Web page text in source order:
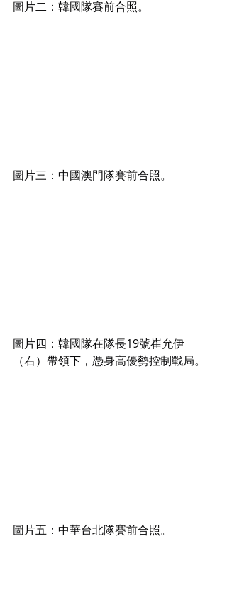
圖片二：韓國隊賽前合照。
圖片三：中國澳門隊賽前合照。
圖片四：韓國隊在隊長19號崔允伊
（右）帶領下，憑身高優勢控制戰局。
圖片五：中華台北隊賽前合照。